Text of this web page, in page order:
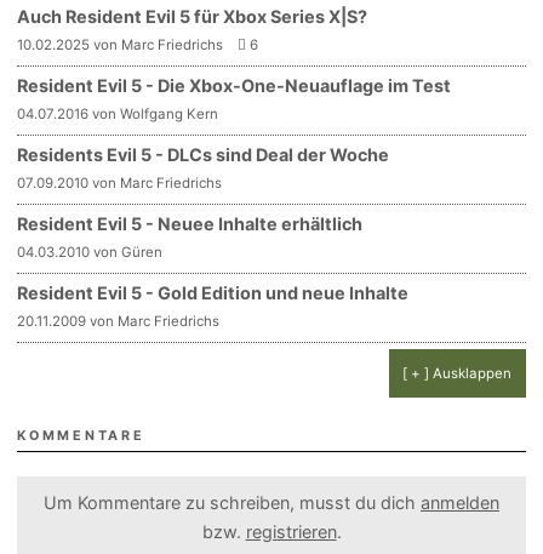
Auch Resident Evil 5 für Xbox Series X|S?
10.02.2025 von Marc Friedrichs 6
Resident Evil 5 - Die Xbox-One-Neuauflage im Test
04.07.2016 von Wolfgang Kern
Residents Evil 5 - DLCs sind Deal der Woche
07.09.2010 von Marc Friedrichs
Resident Evil 5 - Neuee Inhalte erhältlich
04.03.2010 von Güren
Resident Evil 5 - Gold Edition und neue Inhalte
20.11.2009 von Marc Friedrichs
[ + ] Ausklappen
KOMMENTARE
Um Kommentare zu schreiben, musst du dich anmelden
bzw. registrieren.